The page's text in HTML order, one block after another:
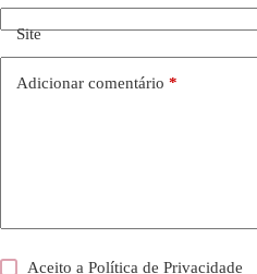
Site
Adicionar comentário *
Aceito aPolítica de Privacidade